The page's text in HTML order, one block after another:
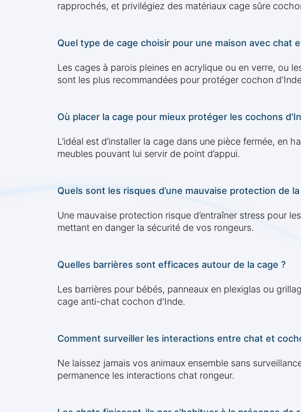
rapprochés, et privilégiez des matériaux cage sûre
Quel type de cage choisir pour une maison avec chat
Les cages à parois pleines en acrylique ou en verre, ou
sont les plus recommandées pour protéger cochon
Où placer la cage pour mieux protéger les cochons
L’idéal est d’installer la cage dans une pièce fermée,
meubles pouvant lui servir de point d’appui.
Quels sont les risques d’une mauvaise protection de la
Une mauvaise protection risque d’entraîner stress pour
mettant en danger la sécurité de vos rongeurs.
Quelles barrières sont efficaces autour de la cage ?
Les barrières pour bébés, panneaux en plexiglas ou
cage anti-chat cochon d'Inde.
Comment surveiller les interactions entre chat et
Ne laissez jamais vos animaux ensemble sans
permanence les interactions chat rongeur.